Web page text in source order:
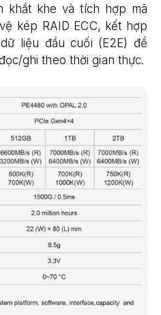
khắt khe và tích hợp mã
kép RAID ECC, kết hợp
liệu đầu cuối (E2E) để
ghi theo thời gian thực.